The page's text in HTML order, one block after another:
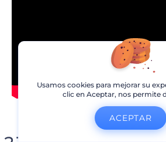
Usamos cookies para mejorar su
clic en Aceptar, nos permite
ACEPTAR